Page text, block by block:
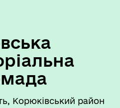
Корюківський район